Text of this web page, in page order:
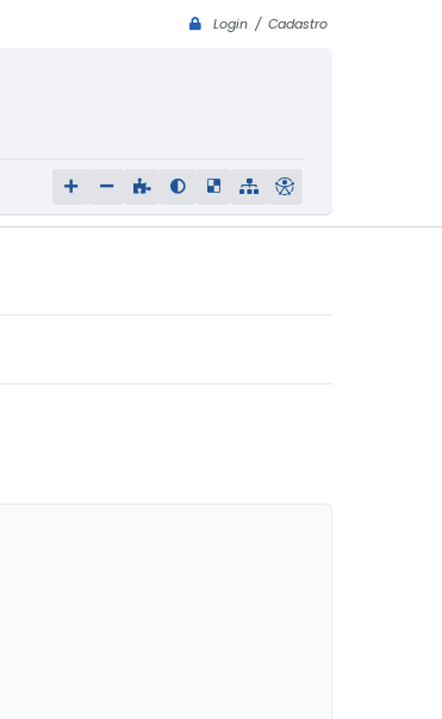
Login / Cadastro